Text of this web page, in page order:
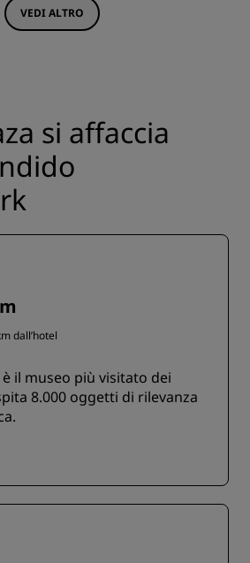
VEDI ALTRO
si affaccia
dall’hotel
il museo più visitato dei
8.000 oggetti di rilevanza